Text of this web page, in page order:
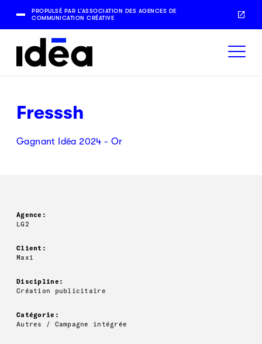
PROPULSÉ PAR L’ASSOCIATION DES AGENCES DE
COMMUNICATION CRÉATIVE
Fresssh
Gagnant Idéa 2024 - Or
Agence:
LG2
Client:
Maxi
Discipline:
Création publicitaire
Catégorie:
Autres / Campagne intégrée